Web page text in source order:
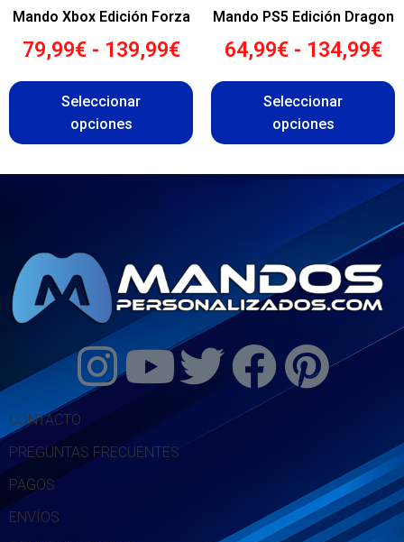
Mando Xbox Edición Forza
79,99€ - 139,99€
Seleccionar
opciones
Mando PS5 Edición Dragon
64,99€ - 134,99€
Seleccionar
opciones
CONTACTO
PREGUNTAS FRECUENTES
PAGOS
ENVÍOS